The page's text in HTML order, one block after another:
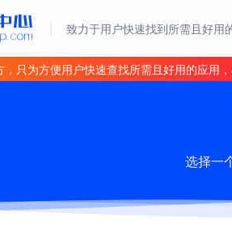
致力于用户快速找到所需且好用
，只为方便用户快速查找所需且好用的应用
选择一